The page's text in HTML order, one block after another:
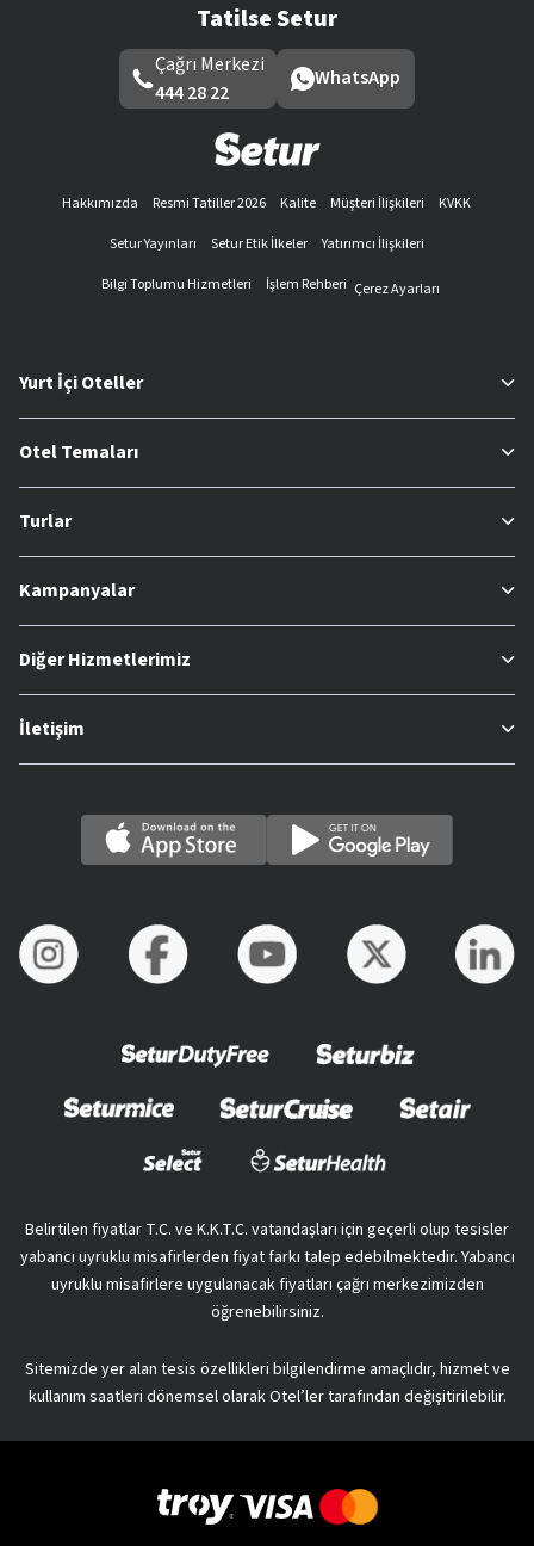
Tatilse Setur
Çağrı Merkezi
444 28 22
WhatsApp
Hakkımızda Resmi Tatiller 2026 Kalite Müşteri İlişkileri
KVKK
Setur Yayınları
Setur Etik İlkeler
Yatırımcı İlişkileri
Bilgi Toplumu Hizmetleri
İşlem Rehberi Çerez Ayarları
Yurt İçi Oteller
Otel Temaları
Turlar
Kampanyalar
Diğer Hizmetlerimiz
İletişim
Belirtilen fiyatlar T.C. ve K.K.T.C. vatandaşları için geçerli olup tesisler
yabancı uyruklu misafirlerden fiyat farkı talep edebilmektedir. Yabancı
uyruklu misafirlere uygulanacak fiyatları çağrı merkezimizden
öğrenebilirsiniz.
Sitemizde yer alan tesis özellikleri bilgilendirme amaçlıdır, hizmet ve
kullanım saatleri dönemsel olarak Otel’ler tarafından değişitirilebilir.